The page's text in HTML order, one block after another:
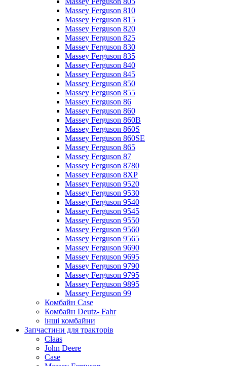
Massey Ferguson 810
Massey Ferguson 815
Massey Ferguson 820
Massey Ferguson 825
Massey Ferguson 830
Massey Ferguson 835
Massey Ferguson 840
Massey Ferguson 845
Massey Ferguson 850
Massey Ferguson 855
Massey Ferguson 86
Massey Ferguson 860
Massey Ferguson 860B
Massey Ferguson 860S
Massey Ferguson 860SE
Massey Ferguson 865
Massey Ferguson 87
Massey Ferguson 8780
Massey Ferguson 8XP
Massey Ferguson 9520
Massey Ferguson 9530
Massey Ferguson 9540
Massey Ferguson 9545
Massey Ferguson 9550
Massey Ferguson 9560
Massey Ferguson 9565
Massey Ferguson 9690
Massey Ferguson 9695
Massey Ferguson 9790
Massey Ferguson 9795
Massey Ferguson 9895
Massey Ferguson 99
Комбайн Case
Комбайн Deutz- Fahr
інші комбайни
Запчастини для тракторів
Claas
John Deere
Case